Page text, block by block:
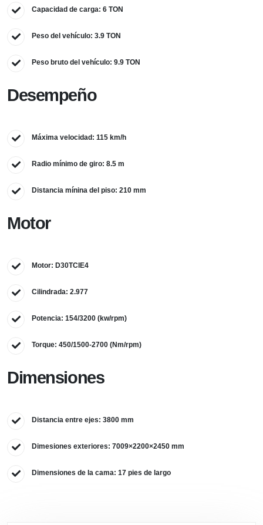
Capacidad de carga: 6 TON
Peso del vehículo: 3.9 TON
Peso bruto del vehículo: 9.9 TON
Desempeño
Máxima velocidad: 115 km/h
Radio mínimo de giro: 8.5 m
Distancia mínina del piso: 210 mm
Motor
Motor: D30TCIE4
Cilindrada: 2.977
Potencia: 154/3200 (kw/rpm)
Torque: 450/1500-2700 (Nm/rpm)
Dimensiones
Distancia entre ejes: 3800 mm
Dimesiones exteriores: 7009×2200×2450 mm
Dimensiones de la cama: 17 pies de largo